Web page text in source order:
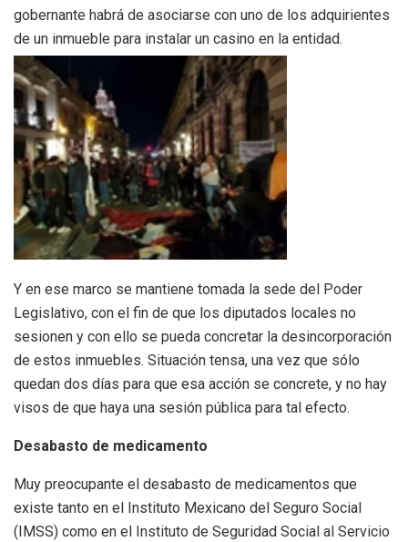
gobernante habrá de asociarse con uno de los adquirientes
de un inmueble para instalar un casino en la entidad.
Y en ese marco se mantiene tomada la sede del Poder
Legislativo, con el fin de que los diputados locales no
sesionen y con ello se pueda concretar la desincorporación
de estos inmuebles. Situación tensa, una vez que sólo
quedan dos días para que esa acción se concrete, y no hay
visos de que haya una sesión pública para tal efecto.
Desabasto de medicamento
Muy preocupante el desabasto de medicamentos que
existe tanto en el Instituto Mexicano del Seguro Social
(IMSS) como en el Instituto de Seguridad Social al Servicio